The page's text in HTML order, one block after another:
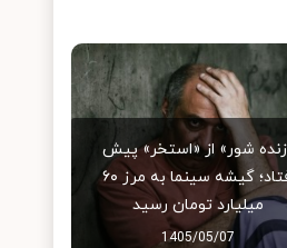
شور» از «استخر» پیش
افتاد؛ گیشه سینما به مرز ۶۰
میلیارد تومان رسید
1405/05/07